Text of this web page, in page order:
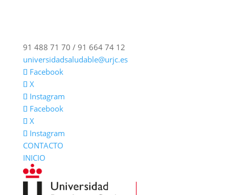
91 488 71 70 / 91 664 74 12
universidadsaludable@urjc.es
Facebook
X
Instagram
Facebook
X
Instagram
CONTACTO
INICIO